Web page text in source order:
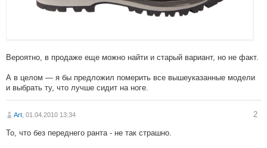
Вероятно, в продаже еще можно найти и старый вариант, но не факт.
А в целом — я бы предложил померить все вышеуказанные модели
и выбрать ту, что лучше сидит на ноге.
Art , 01.04.2010 13:34 2
То, что без переднего ранта - не так страшно.